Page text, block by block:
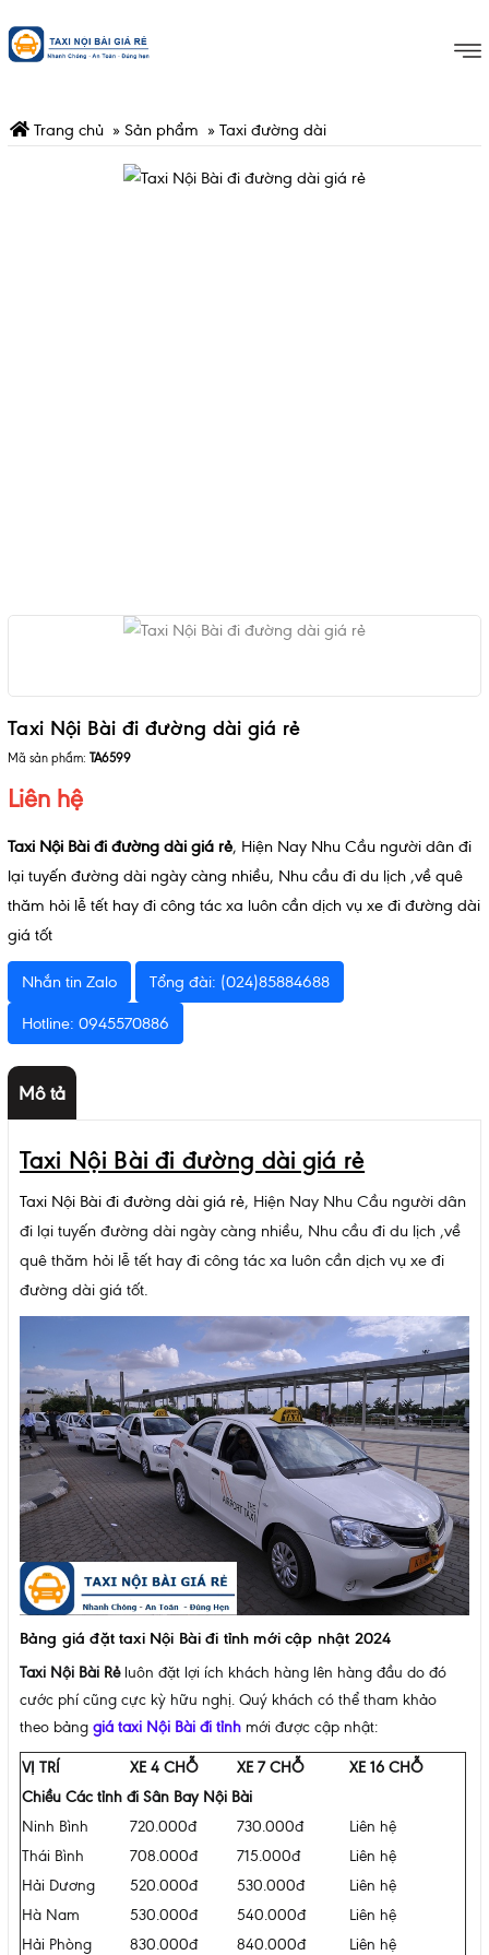
Trang chủ » Sản phẩm » Taxi đường dài
Taxi Nội Bài đi đường dài giá rẻ
Mã sản phẩm: TA6599
Liên hệ
Taxi Nội Bài đi đường dài giá rẻ, Hiện Nay Nhu Cầu người dân đi
lại tuyến đường dài ngày càng nhiều, Nhu cầu đi du lịch ,về quê
thăm hỏi lễ tết hay đi công tác xa luôn cần dịch vụ xe đi đường dài
giá tốt
Nhắn tin Zalo Tổng đài: (024)85884688
Hotline: 0945570886
Mô tả
Taxi Nội Bài đi đường dài giá rẻ
Taxi Nội Bài đi đường dài giá rẻ, Hiện Nay Nhu Cầu người dân
đi lại tuyến đường dài ngày càng nhiều, Nhu cầu đi du lịch ,về
quê thăm hỏi lễ tết hay đi công tác xa luôn cần dịch vụ xe đi
đường dài giá tốt.
Bảng giá đặt taxi Nội Bài đi tỉnh mới cập nhật 2024
Taxi Nội Bài Rẻluôn đặt lợi ích khách hàng lên hàng đầu do đó
cước phí cũng cực kỳ hữu nghị. Quý khách có thể tham khảo
theo bảng giá taxi Nội Bài đi tỉnh mới được cập nhật:
VỊ TRÍ XE 4 CHỖ XE 7 CHỖ
XE 16 CHỖ
Chiều Các tỉnh đi Sân Bay Nội Bài
Ninh Bình
720.000đ 730.000đ
Liên hệ
Thái Bình
708.000đ 715.000đ
Liên hệ
Hải Dương
520.000đ 530.000đ
Liên hệ
Hà Nam
530.000đ 540.000đ
Liên hệ
Hải Phòng
830.000đ 840.000đ Liên hệ